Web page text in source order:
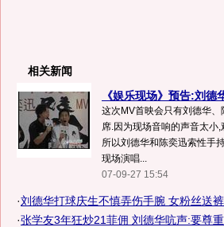
相关新闻
《娱乐现场》预告:刘德
这次MV首映会只有刘德华
席.因为现场音响的声音太小
所以刘德华和陈奕迅索性手
现场演唱...
07-09-27 15:54
·刘德华打球庆生不慎弄伤手腕 女粉丝送裤
·张学友3年狂炒21菲佣 刘德华吭声:要尊